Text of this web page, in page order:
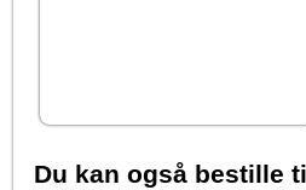
Du kan også bestille